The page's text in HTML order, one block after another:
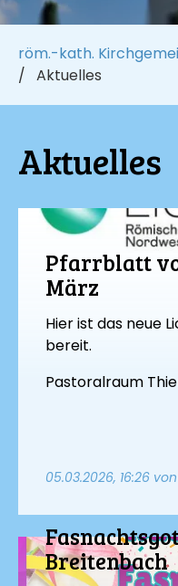
röm.-kath.
Aktuelles
Aktuelles
Pfarrblatt
März
Hier ist das neue
bereit.
Pastoralraum
05.03.2026, 16:26
Rückblick
Breitenbach